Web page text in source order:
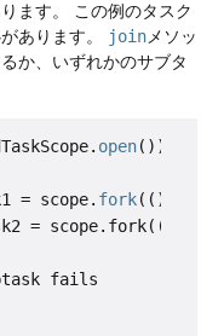
ます。
この例のタスク
あります。
joinメソッ
か、いずれかのサブタ
open()) {
= scope.
fork(() ->
= scope.fork(() ->
fails